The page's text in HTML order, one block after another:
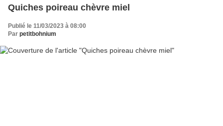
Quiches poireau chèvre miel
Publié le 11/03/2023 à 08:00
Par petitbohnium